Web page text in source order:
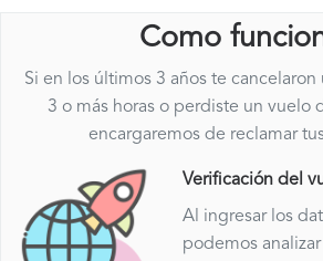
Como
Si en los últimos 3 años te cancelaron
3 o más horas o perdiste un vuelo
encargaremos de reclamar
Verificación del
Al ingresar los
podemos